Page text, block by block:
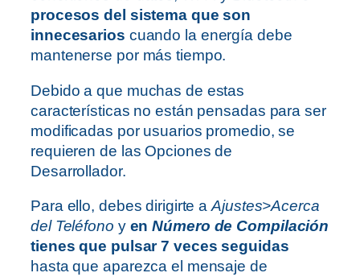
procesos del sistema que son
innecesarios cuando la energía debe
mantenerse por más tiempo.
Debido a que muchas de estas
características no están pensadas para ser
modificadas por usuarios promedio, se
requieren de las Opciones de
Desarrollador.
Para ello, debes dirigirte aAjustes>Acerca
del Teléfono y enNúmero de Compilación
tienes que pulsar 7 veces seguidas
hasta que aparezca el mensaje de